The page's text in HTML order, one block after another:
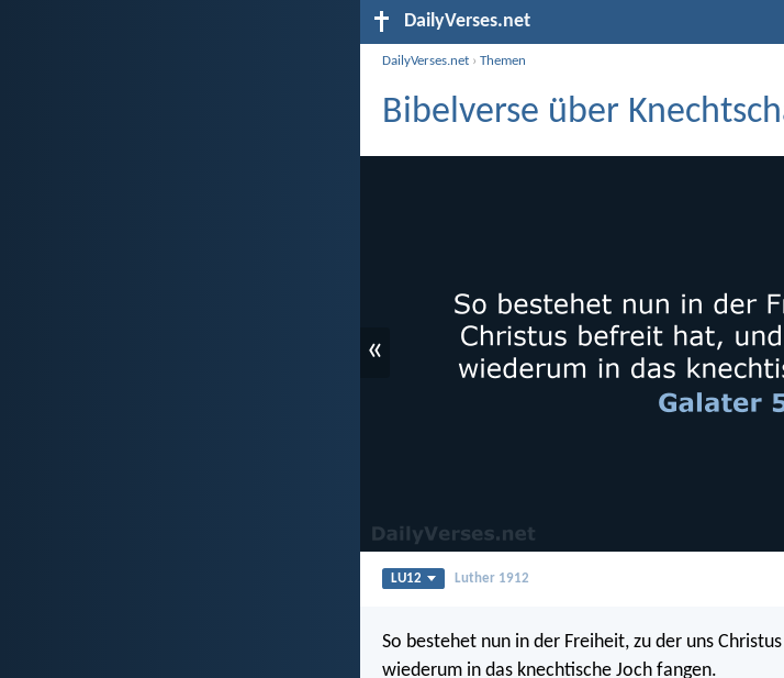
DailyVerses.net
DailyVerses.net ›Themen
Bibelverse über
«
LU12 Luther 1912
So bestehet nun in der Freiheit, zu der uns
wiederum in das knechtische Joch fangen.